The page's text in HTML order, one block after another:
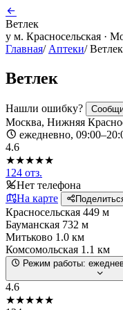
Ветлек
у м. Красносельская ·
Главная/ Аптеки/ Ветлек
Ветлек
Нашли ошибку?
Москва, Нижняя
ежедневно,
4.6
★★★★★
124 отз.
Нет телефона
На карте
Красносельская 449 м
Бауманская 732 м
Митьково 1.0 км
Комсомольская 1.1 км
Режим работы:
4.6
★★★★★